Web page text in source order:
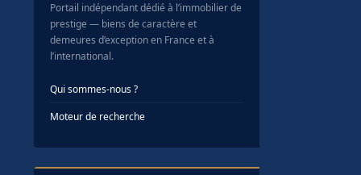
Portail indépendant dédié à l’immobilier de
prestige — biens de caractère et
demeures d’exception en France et à
l’international.
Qui sommes-nous ?
Moteur de recherche